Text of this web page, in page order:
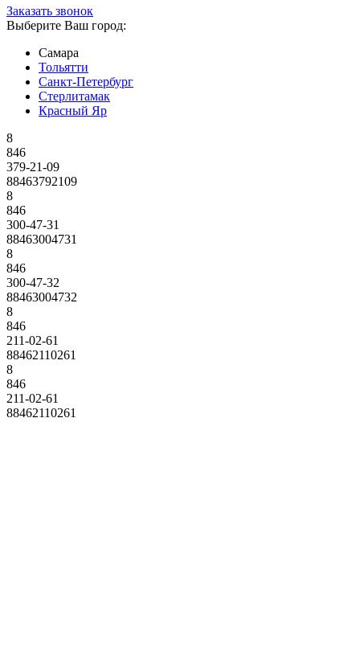
Заказать звонок
Выберите Ваш город:
Самара
Тольятти
Санкт-Петербург
Стерлитамак
Красный Яр
8
846
379-21-09
88463792109
8
846
300-47-31
88463004731
8
846
300-47-32
88463004732
8
846
211-02-61
88462110261
8
846
211-02-61
88462110261